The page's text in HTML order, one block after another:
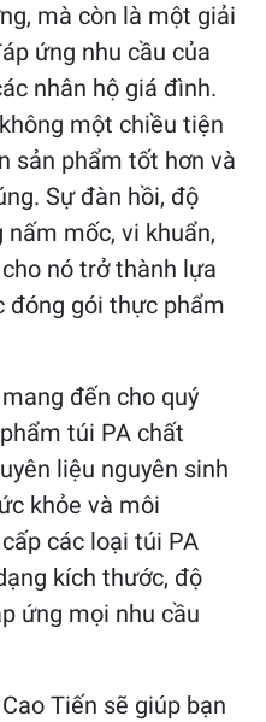
mà còn là một giải
ứng nhu cầu của
nhân hộ giá đình.
một chiều tiện
sản phẩm tốt hơn và
Sự đàn hồi, độ
nấm mốc, vi khuẩn,
nó trở thành lựa
đóng gói thực phẩm
đến cho quý
túi PA chất
liệu nguyên sinh
khỏe và môi
các loại túi PA
kích thước, độ
ứng mọi nhu cầu
Tiến sẽ giúp bạn